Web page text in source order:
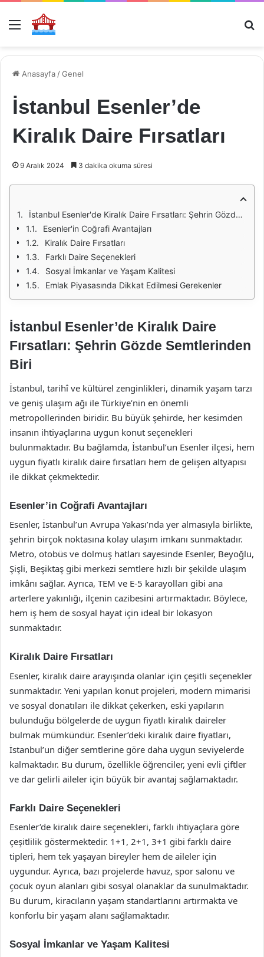
Menü
Anasayfa /Genel
İstanbul Esenler’de
Kiralık Daire Fırsatları
9 Aralık 2024 3 dakika okuma süresi
İstanbul Esenler'de Kiralık Daire Fırsatları: Şehrin Gözde Semtlerinden Biri
Esenler'in Coğrafi Avantajları
Kiralık Daire Fırsatları
Farklı Daire Seçenekleri
Sosyal İmkanlar ve Yaşam Kalitesi
Emlak Piyasasında Dikkat Edilmesi Gerekenler
İstanbul Esenler’de Kiralık Daire
Fırsatları: Şehrin Gözde Semtlerinden
Biri
İstanbul, tarihî ve kültürel zenginlikleri, dinamik yaşam tarzı
ve geniş ulaşım ağı ile Türkiye’nin en önemli
metropollerinden biridir. Bu büyük şehirde, her kesimden
insanın ihtiyaçlarına uygun konut seçenekleri
bulunmaktadır. Bu bağlamda, İstanbul’un Esenler ilçesi, hem
uygun fiyatlı kiralık daire fırsatları hem de gelişen altyapısı
ile dikkat çekmektedir.
Esenler’in Coğrafi Avantajları
Esenler, İstanbul’un Avrupa Yakası’nda yer almasıyla birlikte,
şehrin birçok noktasına kolay ulaşım imkanı sunmaktadır.
Metro, otobüs ve dolmuş hatları sayesinde Esenler, Beyoğlu,
Şişli, Beşiktaş gibi merkezi semtlere hızlı bir şekilde ulaşım
imkânı sağlar. Ayrıca, TEM ve E-5 karayolları gibi ana
arterlere yakınlığı, ilçenin cazibesini artırmaktadır. Böylece,
hem iş hem de sosyal hayat için ideal bir lokasyon
sunmaktadır.
Kiralık Daire Fırsatları
Esenler, kiralık daire arayışında olanlar için çeşitli seçenekler
sunmaktadır. Yeni yapılan konut projeleri, modern mimarisi
ve sosyal donatıları ile dikkat çekerken, eski yapıların
bulunduğu bölgelerde de uygun fiyatlı kiralık daireler
bulmak mümkündür. Esenler’deki kiralık daire fiyatları,
İstanbul’un diğer semtlerine göre daha uygun seviyelerde
kalmaktadır. Bu durum, özellikle öğrenciler, yeni evli çiftler
ve dar gelirli aileler için büyük bir avantaj sağlamaktadır.
Farklı Daire Seçenekleri
Esenler’de kiralık daire seçenekleri, farklı ihtiyaçlara göre
çeşitlilik göstermektedir. 1+1, 2+1, 3+1 gibi farklı daire
tipleri, hem tek yaşayan bireyler hem de aileler için
uygundur. Ayrıca, bazı projelerde havuz, spor salonu ve
çocuk oyun alanları gibi sosyal olanaklar da sunulmaktadır.
Bu durum, kiracıların yaşam standartlarını artırmakta ve
konforlu bir yaşam alanı sağlamaktadır.
Sosyal İmkanlar ve Yaşam Kalitesi